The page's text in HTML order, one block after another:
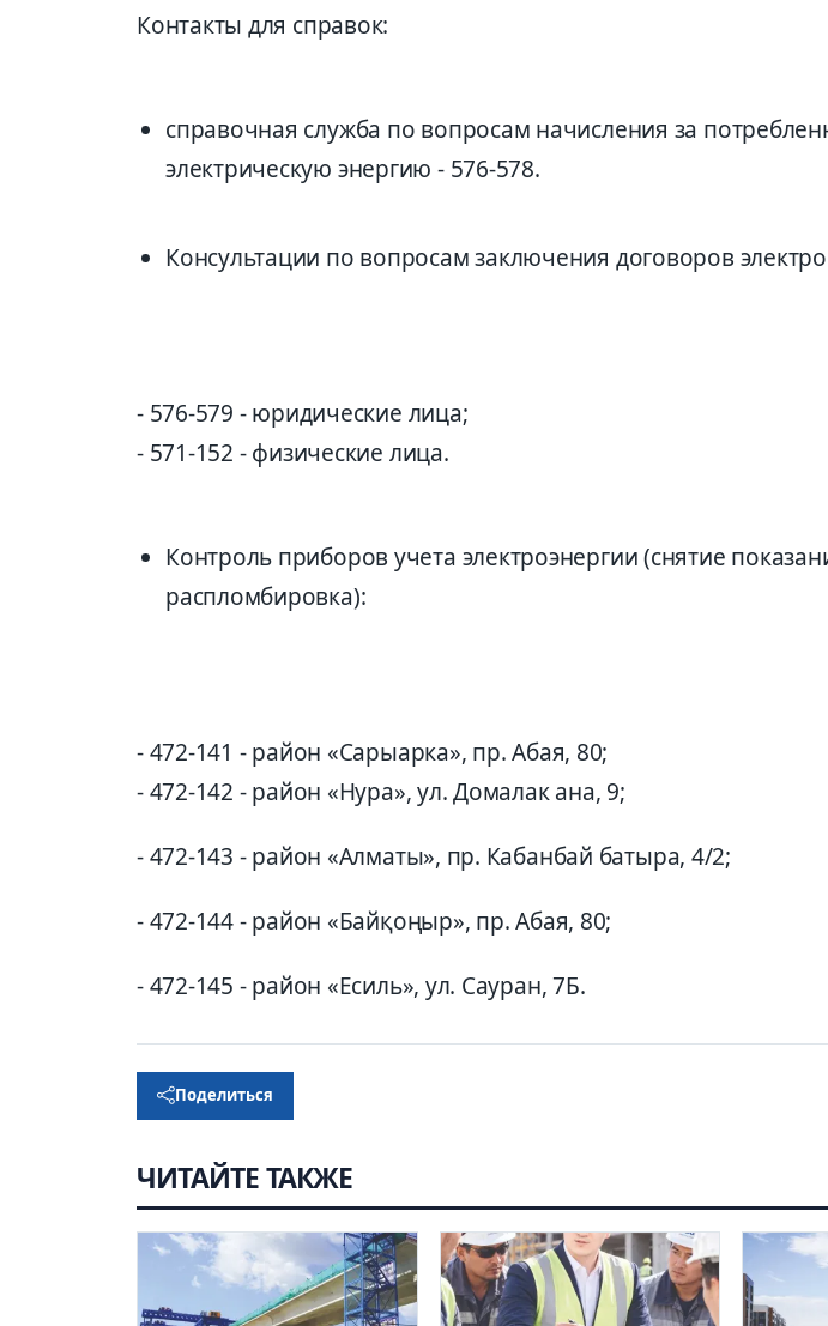
Контакты для справок:
справочная служба по вопросам начисления за
электрическую энергию - 576-578.
Консультации по вопросам заключения договоров
- 576-579 - юридические лица;
- 571-152 - физические лица.
Контроль приборов учета электроэнергии (снятие
распломбировка):
- 472-141 - район «Сарыарка», пр. Абая, 80;
- 472-142 - район «Нура», ул. Домалак ана, 9;
- 472-143 - район «Алматы», пр. Кабанбай батыра, 4/2;
- 472-144 - район «Байқоңыр», пр. Абая, 80;
- 472-145 - район «Есиль», ул. Сауран, 7Б.
Поделиться
ЧИТАЙТЕ ТАКЖЕ